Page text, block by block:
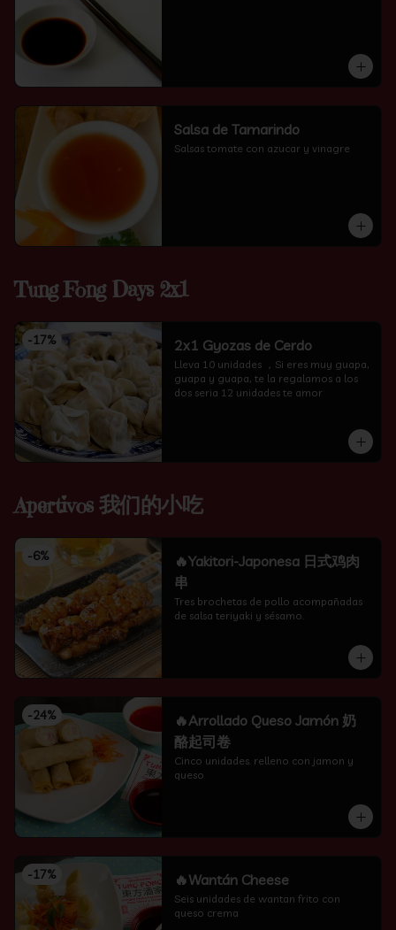
Salsa de Tamarindo
Salsas tomate con azucar y vinagre
Tung Fong Days 2x1
-17% 2x1 Gyozas de Cerdo
Lleva 10 unidades ，Si eres muy guapa,
guapa y guapa, te la regalamos a los
dos seria 12 unidades te amor
Apertivos 我们的小吃
-6%
🔥Yakitori-Japonesa 日式鸡肉
串
Tres brochetas de pollo acompañadas
de salsa teriyaki y sésamo.
-24%
🔥Arrollado Queso Jamón 奶
酪起司卷
Cinco unidades. relleno con jamon y
queso
-17% 🔥Wantán Cheese
Seis unidades de wantan frito con
queso crema